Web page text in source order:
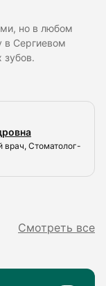
но в любом
в Сергиевом
зубов.
врач, Стоматолог-
Смотреть все